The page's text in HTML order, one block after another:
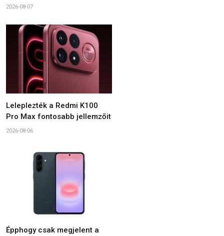
2026-08-07
Leleplezték a Redmi K100
Pro Max fontosabb jellemzőit
2026-08-06
Épphogy csak megjelent a